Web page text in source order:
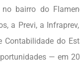
bairro do
a Previ, a
Contabilidade do
— em